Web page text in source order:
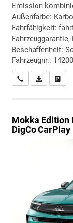
Emission
Außenfarbe:
Fahrfähigkeit:
Beschaffenheit:
Fahrzeugnr.:
Wir rufen Sie an
PDF-
Mokka Edition
DigCo CarPlay